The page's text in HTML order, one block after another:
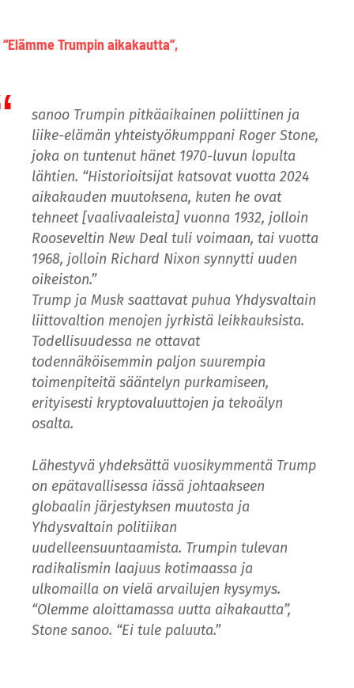
“Elämme Trumpin aikakautta”,
sanoo Trumpin pitkäaikainen poliittinen ja
liike-elämän yhteistyökumppani Roger Stone,
joka on tuntenut hänet 1970-luvun lopulta
lähtien. “Historioitsijat katsovat vuotta 2024
aikakauden muutoksena, kuten he ovat
tehneet [vaalivaaleista] vuonna 1932, jolloin
Rooseveltin New Deal tuli voimaan, tai vuotta
1968, jolloin Richard Nixon synnytti uuden
oikeiston.”
Trump ja Musk saattavat puhua Yhdysvaltain
liittovaltion menojen jyrkistä leikkauksista.
Todellisuudessa ne ottavat
todennäköisemmin paljon suurempia
toimenpiteitä sääntelyn purkamiseen,
erityisesti kryptovaluuttojen ja tekoälyn
osalta.
Lähestyvä yhdeksättä vuosikymmentä Trump
on epätavallisessa iässä johtaakseen
globaalin järjestyksen muutosta ja
Yhdysvaltain politiikan
uudelleensuuntaamista. Trumpin tulevan
radikalismin laajuus kotimaassa ja
ulkomailla on vielä arvailujen kysymys.
“Olemme aloittamassa uutta aikakautta”,
Stone sanoo. “Ei tule paluuta.”